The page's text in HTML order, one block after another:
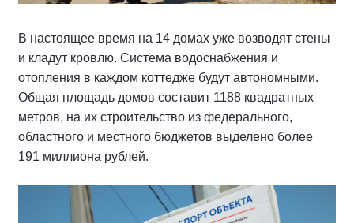
В настоящее время на 14 домах уже возводят стены
и кладут кровлю. Система водоснабжения и
отопления в каждом коттедже будут автономными.
Общая площадь домов составит 1188 квадратных
метров, на их строительство из федерального,
областного и местного бюджетов выделено более
191 миллиона рублей.